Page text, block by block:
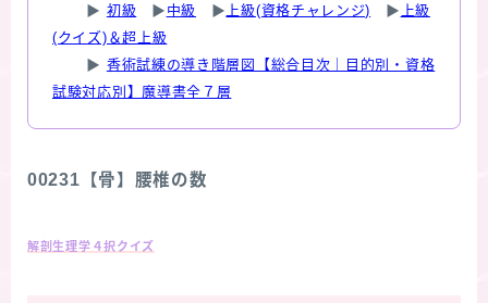
▶ 初級 ▶ 中級 ▶ 上級(資格チャレンジ) ▶ 上級
(クイズ)＆超上級
▶ 香術試練の導き階層図【総合目次｜目的別・資格
試験対応別】魔導書全７層
00231【骨】腰椎の数
解剖生理学４択クイズ